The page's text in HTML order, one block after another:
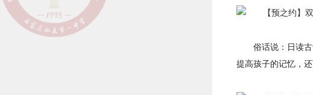
俗话说：日读
提高孩子的记忆，